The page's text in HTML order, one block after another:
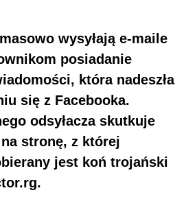
wysyłają e-maile
posiadanie
która nadeszła
się z Facebooka.
odsyłacza skutkuje
stronę, z której
jest koń trojański